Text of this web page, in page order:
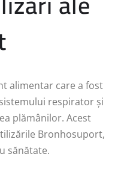
alimentar care a fost
respirator și
plămânilor. Acest
Bronhosuport,
sănătate.